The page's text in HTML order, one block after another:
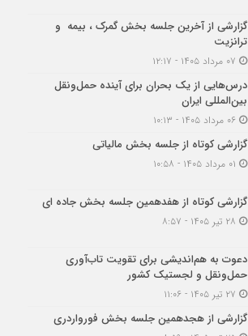
گزارشی از آخرین جلسه بخش گمرک ، بیمه و
ترانزیت
درس‌هایی از یک بحران برای آینده حمل‌ونقل
بین‌المللی ایران
گزارشی کوتاه از جلسه بخش مالیاتی
گزارشی کوتاه از هفدهمین جلسه بخش جاده ای
دعوت به هم‌اندیشی برای تقویت تاب‌آوری
حمل‌ونقل و لجستیک کشور
گزارشی از هجدهمین جلسه بخش فورواردری